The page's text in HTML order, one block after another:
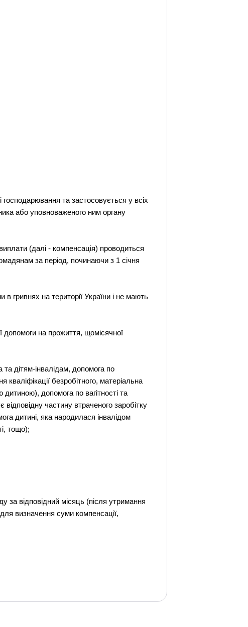
та застосовується у всіх
або уповноваженого ним органу
(далі - компенсація) проводиться
за період, починаючи з 1 січня
в гривнях на території України і не мають
допомоги на прожиття, щомісячної
дітям-інвалідам, допомога по
безробітного, матеріальна
допомога по вагітності та
частину втраченого заробітку
дитині, яка народилася інвалідом
тощо);
за відповідний місяць (після утримання
для визначення суми компенсації,